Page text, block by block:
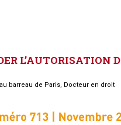
L’AUTORISATION
barreau de Paris, Docteur en droit